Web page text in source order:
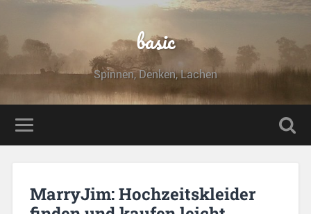
basic
Spinnen, Denken, Lachen
MarryJim: Hochzeitskleider